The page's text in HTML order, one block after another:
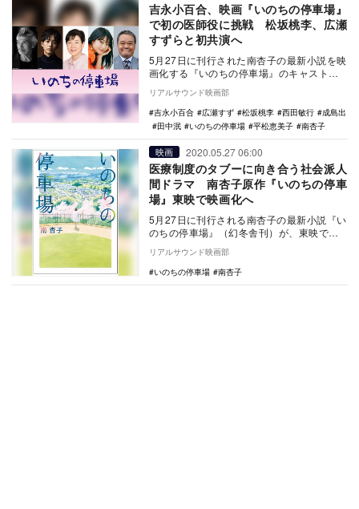
吉永小百合、映画『いのちの停車場』
で初の医師役に挑戦 松坂桃李、広瀬
すずらと初共演へ
5月27日に刊行された南杏子の最新小説を映
画化する『いのちの停車場』のキャストが
発表され、吉永小百合、松坂桃李、広瀬す
ず、田中泯…
リアルサウンド映画部
吉永小百合
広瀬すず 松坂桃李 西田敏行
成島出
田中泯
いのちの停車場 平松恵美子 南杏子
映画 2020.05.27 06:00
医療制度のタブーに向き合う社会派人
間ドラマ 南杏子原作『いのちの停車
場』東映で映画化へ
5月27日に刊行される南杏子の最新小説『い
のちの停車場』（幻冬舎刊）が、東映で映
リアルサウンド映画部
いのちの停車場
南杏子